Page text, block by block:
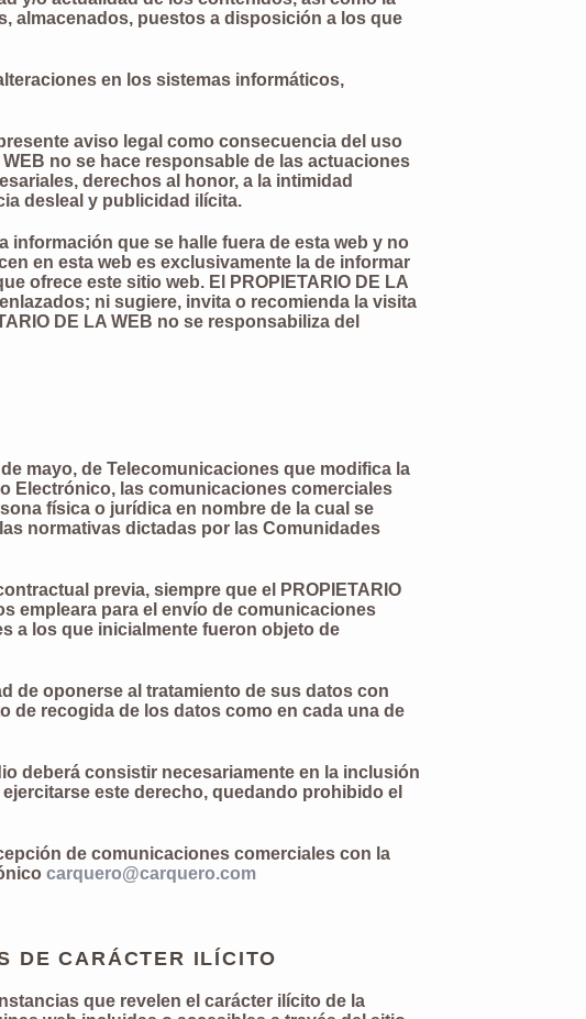
almacenados, puestos a disposición a los que
en los sistemas informáticos,
aviso legal como consecuencia del uso
no se hace responsable de las actuaciones
derechos al honor, a la intimidad
desleal y publicidad ilícita.
información que se halle fuera de esta web y no
en esta web es exclusivamente la de informar
ofrece este sitio web. El PROPIETARIO DE LA
ni sugiere, invita o recomienda la visita
DE LA WEB no se responsabiliza del
mayo, de Telecomunicaciones que modifica la
Electrónico, las comunicaciones comerciales
física o jurídica en nombre de la cual se
normativas dictadas por las Comunidades
previa, siempre que el PROPIETARIO
empleara para el envío de comunicaciones
a los que inicialmente fueron objeto de
de oponerse al tratamiento de sus datos con
de recogida de los datos como en cada una de
deberá consistir necesariamente en la inclusión
este derecho, quedando prohibido el
de comunicaciones comerciales con la
carquero@carquero.com
DE CARÁCTER ILÍCITO
que revelen el carácter ilícito de la